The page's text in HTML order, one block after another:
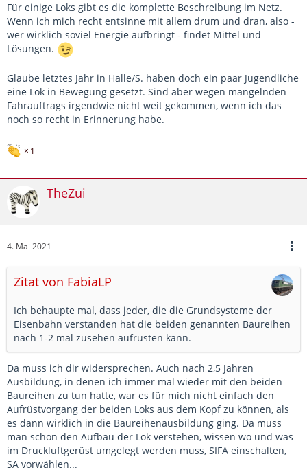
Für einige Loks gibt es die komplette Beschreibung im Netz.
Wenn ich mich recht entsinne mit allem drum und dran, also -
wer wirklich soviel Energie aufbringt - findet Mittel und
Lösungen.
Glaube letztes Jahr in Halle/S. haben doch ein paar Jugendliche
eine Lok in Bewegung gesetzt. Sind aber wegen mangelnden
Fahrauftrags irgendwie nicht weit gekommen, wenn ich das
noch so recht in Erinnerung habe.
1
TheZui
4. Mai 2021
Zitat von FabiaLP
Ich behaupte mal, dass jeder, die die Grundsysteme der
Eisenbahn verstanden hat die beiden genannten Baureihen
nach 1-2 mal zusehen aufrüsten kann.
Da muss ich dir widersprechen. Auch nach 2,5 Jahren
Ausbildung, in denen ich immer mal wieder mit den beiden
Baureihen zu tun hatte, war es für mich nicht einfach den
Aufrüstvorgang der beiden Loks aus dem Kopf zu können, als
es dann wirklich in die Baureihenausbildung ging. Da muss
man schon den Aufbau der Lok verstehen, wissen wo und was
im Druckluftgerüst umgelegt werden muss, SIFA einschalten,
SA vorwählen...